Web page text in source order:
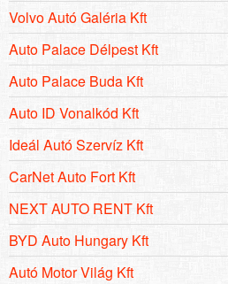
Volvo Autó Galéria Kft
Auto Palace Délpest Kft
Auto Palace Buda Kft
Auto ID Vonalkód Kft
Ideál Autó Szervíz Kft
CarNet Auto Fort Kft
NEXT AUTO RENT Kft
BYD Auto Hungary Kft
Autó Motor Világ Kft